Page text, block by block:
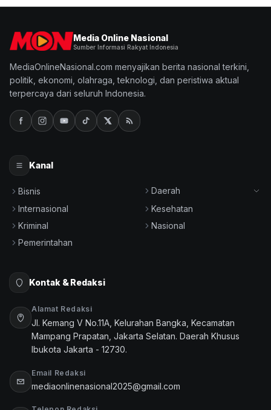
Media Online Nasional
Sumber Informasi Rakyat Indonesia
MediaOnlineNasional.com menyajikan berita nasional terkini,
politik, ekonomi, olahraga, teknologi, dan peristiwa aktual
terpercaya dari seluruh Indonesia.
Kanal
Bisnis
Daerah
Internasional
Kesehatan
Kriminal
Nasional
Pemerintahan
Kontak & Redaksi
Alamat Redaksi
Jl. Kemang V No.11A, Kelurahan Bangka, Kecamatan
Mampang Prapatan, Jakarta Selatan. Daerah Khusus
Ibukota Jakarta - 12730.
Email Redaksi
mediaonlinenasional2025@gmail.com